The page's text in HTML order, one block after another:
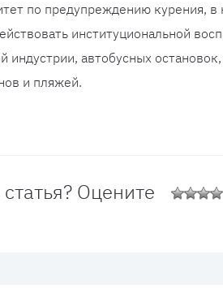
по предупреждению курения, в
институциональной
индустрии, автобусных
и пляжей.
Оцените